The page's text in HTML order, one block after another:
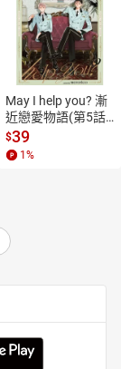
May I help you? 漸
近戀愛物語(第5話)
【電子書】
$39
1 %